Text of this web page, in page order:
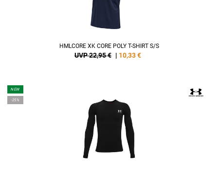
HMLCORE XK CORE POLY T-SHIRT S/S
UVP 22,95 € | 10,33€
NEW
-25%